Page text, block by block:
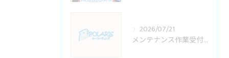
2026/07/21
メンテナンス作業受付変更